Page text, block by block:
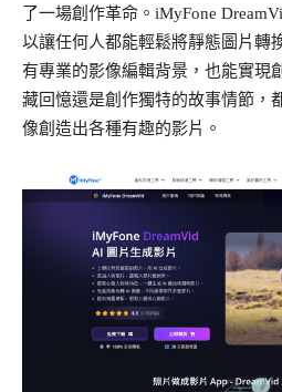
了一場創作革命。iMyFone
以讓任何人都能輕鬆將靜態圖片轉
有專業的影像編輯背景，也能實現
藏回憶還是創作獨特的故事情節，
像創造出各種有趣的影片。